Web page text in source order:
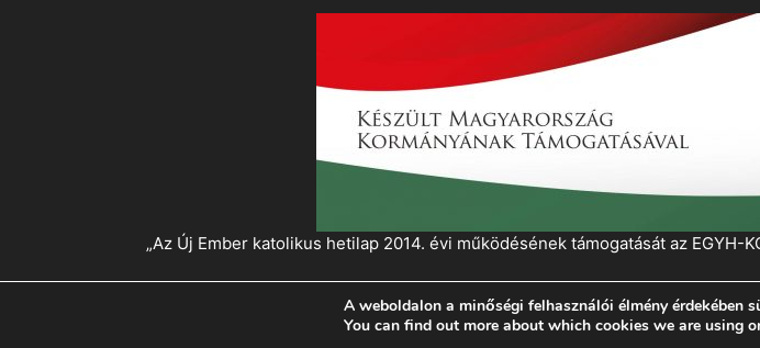
„Az Új Ember katolikus hetilap 2014. évi működésének támogatását az
© 2026 Magyar Kurír - Új Ember• KészültGeneratePress
A weboldalon a minőségi felhasználói élmény érdekében
You can find out more about which cookies we are using